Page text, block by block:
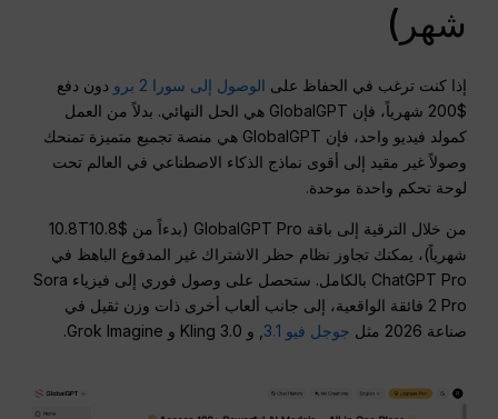
شهر)
إذا كنت ترغب في الحفاظ على الوصول إلى سورا 2 برو
دون دفع
$200 شهرياً، فإن GlobalGPT هي الحل النهائي. بدلاً من العمل
كمولد فيديو واحد، فإن GlobalGPT هي منصة تجميع متميزة تمنحك
وصولاً غير مقيد إلى أقوى نماذج الذكاء الاصطناعي في العالم تحت
لوحة تحكم واحدة موحدة.
من خلال الترقية إلى باقة GlobalGPT Pro (بدءاً من $10.8T10.8
شهرياً)، يمكنك تجاوز نظام حظر الاشتراك غير المدفوع الباهظ في
ChatGPT Pro بالكامل. ستحصل على وصول فوري إلى فيزياء Sora
2 Pro فائقة الواقعية، إلى جانب ألعاب أخرى ذات وزن ثقيل في
صناعة 2026 مثل
جوجل فيو 3.1 , و Kling 3.0 و Grok Imagine.